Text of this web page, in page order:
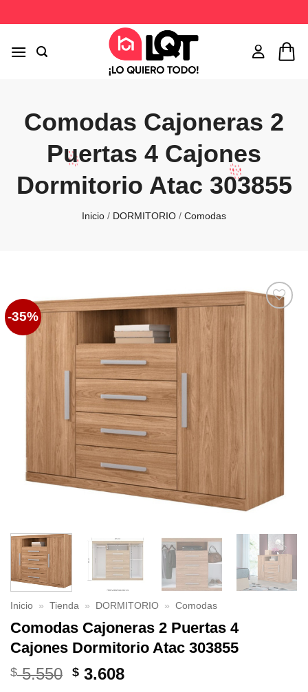
al
Comodas Cajoneras 2
Puertas 4 Cajones
Dormitorio Atac 303855
Inicio / DORMITORIO / Comodas
-35%
Inicio » Tienda » DORMITORIO » Comodas
Comodas Cajoneras 2 Puertas 4
Cajones Dormitorio Atac 303855
$5.550 El
$ 3.608El